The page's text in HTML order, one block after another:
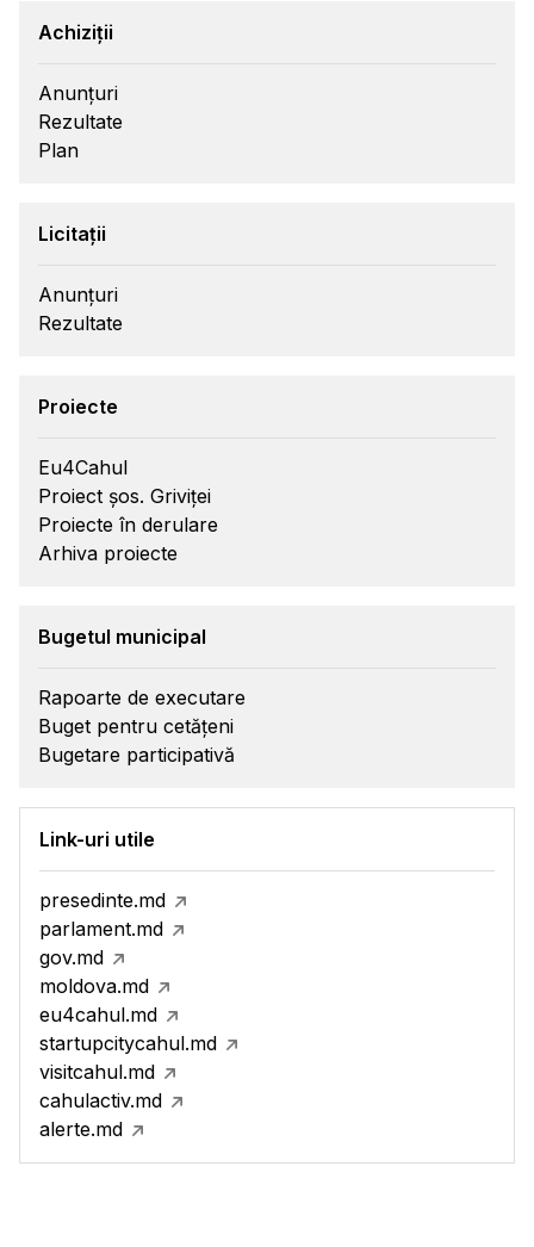
Achiziții
Anunțuri
Rezultate
Plan
Licitații
Anunțuri
Rezultate
Proiecte
Eu4Cahul
Proiect șos. Griviței
Proiecte în derulare
Arhiva proiecte
Bugetul municipal
Rapoarte de executare
Buget pentru cetățeni
Bugetare participativă
Link-uri utile
presedinte.md
parlament.md
gov.md
moldova.md
eu4cahul.md
startupcitycahul.md
visitcahul.md
cahulactiv.md
alerte.md